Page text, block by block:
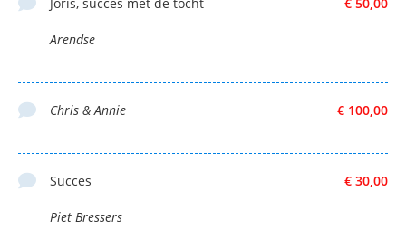
€ 50,00
Joris, succes met de tocht
Arendse
€ 100,00
Chris & Annie
€ 30,00
Succes
Piet Bressers